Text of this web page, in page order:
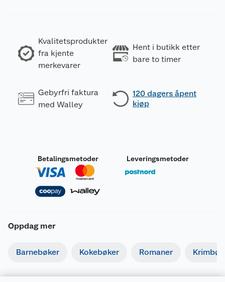
Kvalitetsprodukter
fra kjente
merkevarer
Hent i butikk etter
bare to timer
Gebyrfri faktura
med Walley
120 dagers åpent
kjøp
Betalingsmetoder Leveringsmetoder
Oppdag mer
Barnebøker Kokebøker Romaner